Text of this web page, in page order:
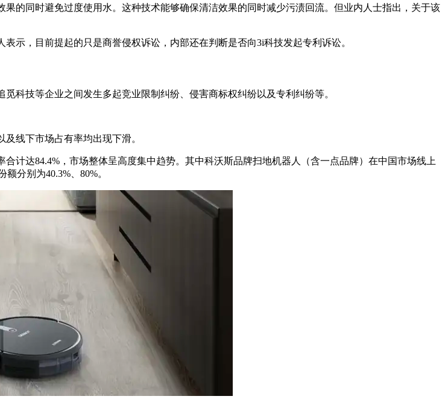
的同时避免过度使用水。这种技术能够确保清洁效果的同时减少污渍回流。但业内人士指出，关于该
示，目前提起的只是商誉侵权诉讼，内部还在判断是否向3i科技发起专利诉讼。
科技等企业之间发生多起竞业限制纠纷、侵害商标权纠纷以及专利纠纷等。
线下市场占有率均出现下滑。
计达84.4%，市场整体呈高度集中趋势。其中科沃斯品牌扫地机器人（含一点品牌）在中国市场线上
分别为40.3%、80%。